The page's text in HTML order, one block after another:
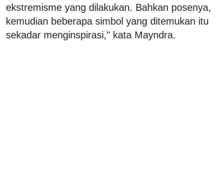
ekstremisme yang dilakukan. Bahkan posenya,
kemudian beberapa simbol yang ditemukan itu
sekadar menginspirasi," kata Mayndra.